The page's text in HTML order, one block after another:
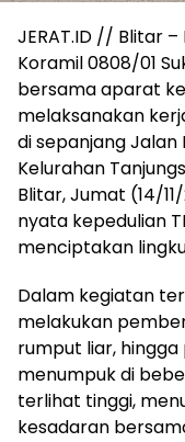
JERAT.ID // Blitar
Koramil 0808/01
bersama aparat
melaksanakan
di sepanjang Jalan
Kelurahan
Blitar, Jumat (14/
nyata kepedulian
menciptakan
Dalam kegiatan
melakukan
rumput liar,
menumpuk di
terlihat tinggi,
kesadaran